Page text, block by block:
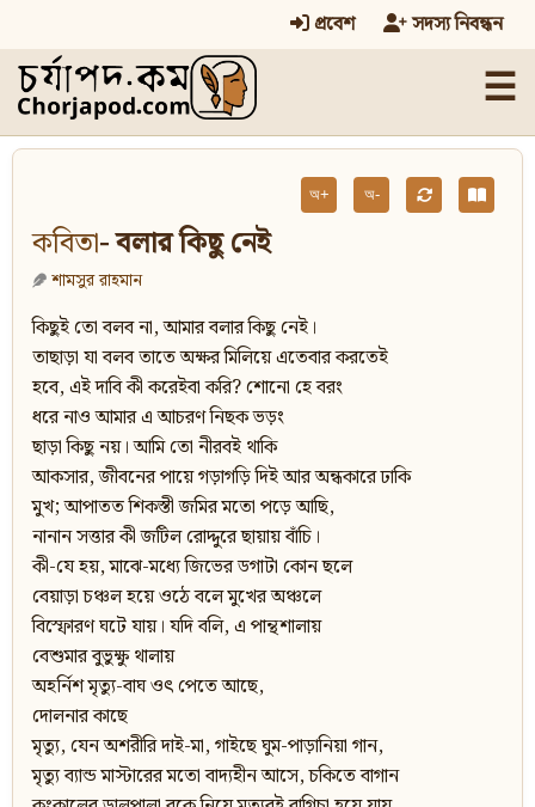
প্রবেশ সদস্য নিবন্ধন
☰
অ+ অ-
কবিতা- বলার কিছু নেই
শামসুর রাহমান
কিছুই তো বলব না, আমার বলার কিছু নেই।
তাছাড়া যা বলব তাতে অক্ষর মিলিয়ে এতেবার করতেই
হবে, এই দাবি কী করেইবা করি? শোনো হে বরং
ধরে নাও আমার এ আচরণ নিছক ভড়ং
ছাড়া কিছু নয়। আমি তো নীরবই থাকি
আকসার, জীবনের পায়ে গড়াগড়ি দিই আর অন্ধকারে ঢাকি
মুখ; আপাতত শিকস্তী জমির মতো পড়ে আছি,
নানান সত্তার কী জটিল রোদ্দুরে ছায়ায় বাঁচি।
কী-যে হয়, মাঝে-মধ্যে জিভের ডগাটা কোন ছলে
বেয়াড়া চঞ্চল হয়ে ওঠে বলে মুখের অঞ্চলে
বিস্ফোরণ ঘটে যায়। যদি বলি, এ পান্থশালায়
বেশুমার বুভুক্ষু থালায়
অহর্নিশ মৃত্যু-বাঘ ওৎ পেতে আছে,
দোলনার কাছে
মৃত্যু, যেন অশরীরি দাই-মা, গাইছে ঘুম-পাড়ানিয়া গান,
মৃত্যু ব্যান্ড মাস্টারের মতো বাদ্যহীন আসে, চকিতে বাগান